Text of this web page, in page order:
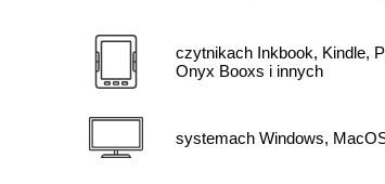
czytnikach Inkbook, Kindle,
Onyx Booxs i innych
systemach Windows,